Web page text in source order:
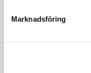
Marknadsföring